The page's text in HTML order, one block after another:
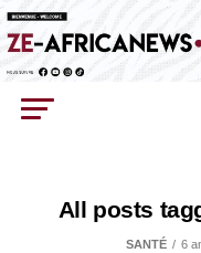
All posts
SANTÉ 6